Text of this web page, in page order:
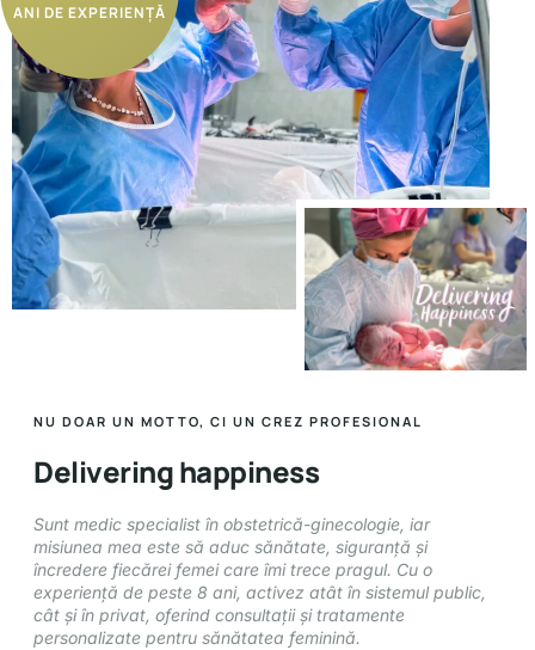
ANI DE EXPERIENȚĂ
NU DOAR UN MOTTO, CI UN CREZ PROFESIONAL
Delivering happiness
Sunt medic specialist în obstetrică-ginecologie, iar
misiunea mea este să aduc sănătate, siguranță și
încredere fiecărei femei care îmi trece pragul. Cu o
experiență de peste 8 ani, activez atât în sistemul public,
cât și în privat, oferind consultații și tratamente
personalizate pentru sănătatea feminină.